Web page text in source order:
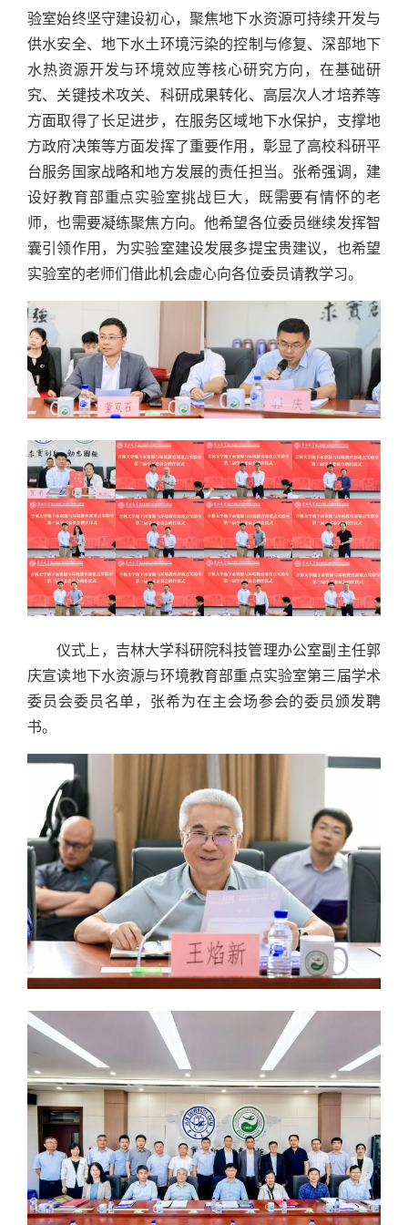
验室始终坚守建设初心，聚焦地下水资源可持续开发与
供水安全、地下水土环境污染的控制与修复、深部地下
水热资源开发与环境效应等核心研究方向，在基础研
究、关键技术攻关、科研成果转化、高层次人才培养等
方面取得了长足进步，在服务区域地下水保护，支撑地
方政府决策等方面发挥了重要作用，彰显了高校科研平
台服务国家战略和地方发展的责任担当。张希强调，建
设好教育部重点实验室挑战巨大，既需要有情怀的老
师，也需要凝练聚焦方向。他希望各位委员继续发挥智
囊引领作用，为实验室建设发展多提宝贵建议，也希望
实验室的老师们借此机会虚心向各位委员请教学习。
仪式上，吉林大学科研院科技管理办公室副主任郭
庆宣读地下水资源与环境教育部重点实验室第三届学术
委员会委员名单，张希为在主会场参会的委员颁发聘
书。